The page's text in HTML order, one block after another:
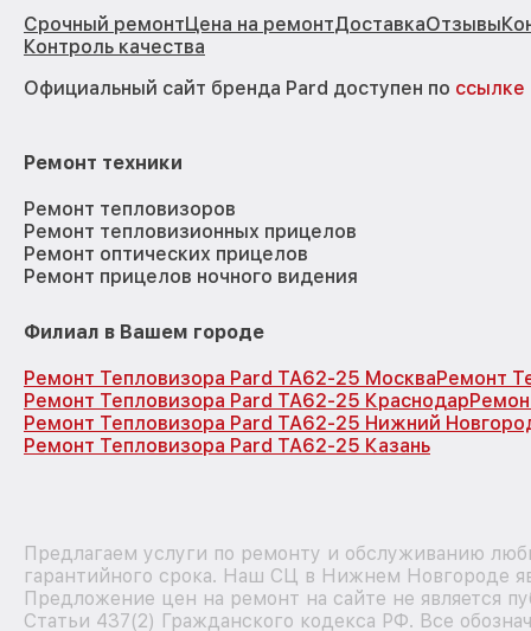
Срочный ремонтЦена на ремонтДоставкаОтзывы
Контроль качества
Официальный сайт бренда Pard доступен по ссылке
Ремонт техники
Ремонт тепловизоров
Ремонт тепловизионных прицелов
Ремонт оптических прицелов
Ремонт прицелов ночного видения
Филиал в Вашем городе
Ремонт Тепловизора Pard TA62-25 МоскваРемонт
Ремонт Тепловизора Pard TA62-25 Краснодар
Ремонт Тепловизора Pard TA62-25 Нижний
Ремонт Тепловизора Pard TA62-25 Казань
Предлагаем услуги по ремонту и обслуживанию
гарантийного срока. Наш СЦ в Нижнем Новгороде
Предложение цен на ремонт на сайте не является
Статьи 437(2) Гражданского кодекса РФ. Все